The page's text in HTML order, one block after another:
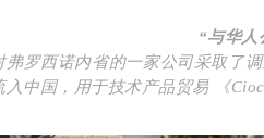
“与华人
弗罗西诺内省的一家公司采取了
入中国，用于技术产品贸易 《